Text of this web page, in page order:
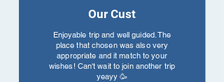
Our Cust
Enjoyable trip and well guided. The
place that chosen was also very
appropriate and it match to your
wishes! Can't wait to join another trip
yeayy 🥳